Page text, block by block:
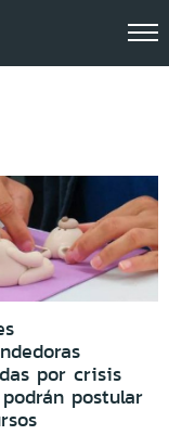
por crisis
postular